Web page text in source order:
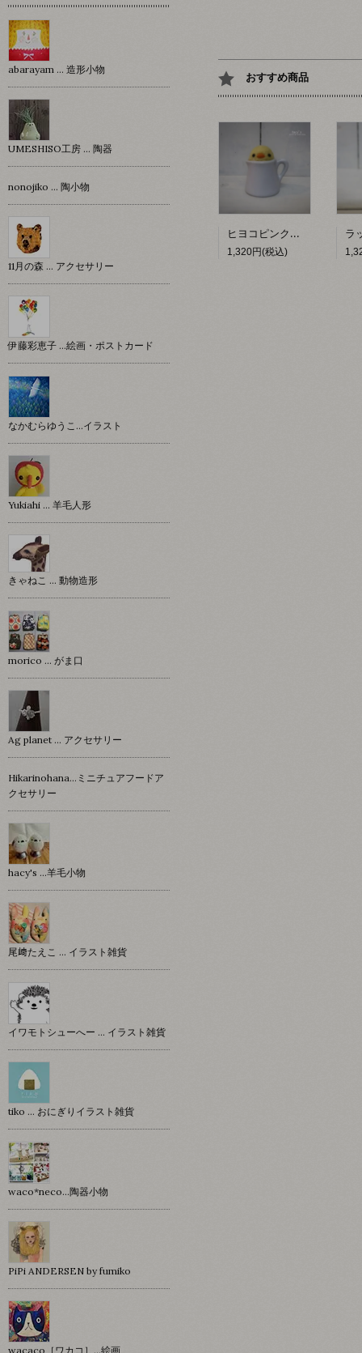
おすすめ商品
ヒヨコピンクッション 【hacy's】
1,320円(税込)
abarayam … 造形小物
UMESHISO工房 … 陶器
nonojiko ... 陶小物
11月の森 … アクセサリー
伊藤彩恵子 …絵画・ポストカード
なかむらゆうこ…イラスト
Yukiahi … 羊毛人形
きゃねこ … 動物造形
morico … がま口
Ag planet … アクセサリー
Hikarinohana…ミニチュアフードア
クセサリー
hacy's …羊毛小物
尾﨑たえこ … イラスト雑貨
イワモトシューへー … イラスト雑貨
tiko … おにぎりイラスト雑貨
waco*neco...陶器小物
PiPi ANDERSEN by fumiko
wacaco［ワカコ］…絵画